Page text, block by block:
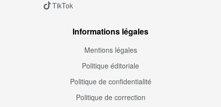
TikTok
Informations légales
Mentions légales
Politique éditoriale
Politique de confidentialité
Politique de correction